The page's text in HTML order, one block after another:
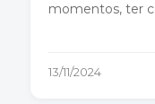
momentos, ter
13/11/2024